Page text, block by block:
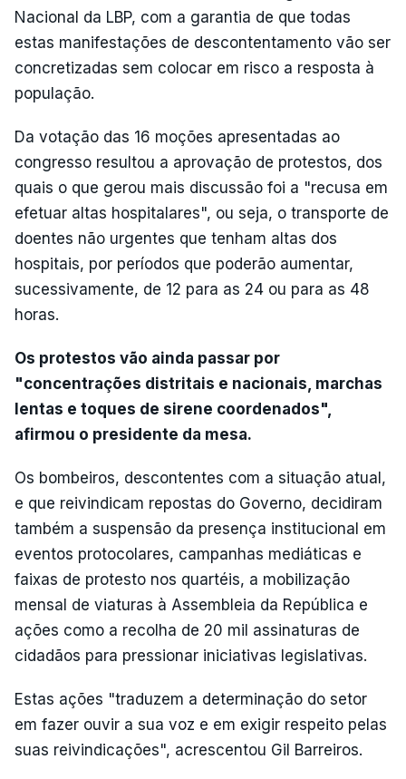
Nacional da LBP, com a garantia de que todas
estas manifestações de descontentamento vão ser
concretizadas sem colocar em risco a resposta à
população.
Da votação das 16 moções apresentadas ao
congresso resultou a aprovação de protestos, dos
quais o que gerou mais discussão foi a "recusa em
efetuar altas hospitalares", ou seja, o transporte de
doentes não urgentes que tenham altas dos
hospitais, por períodos que poderão aumentar,
sucessivamente, de 12 para as 24 ou para as 48
horas.
Os protestos vão ainda passar por
"concentrações distritais e nacionais, marchas
lentas e toques de sirene coordenados",
afirmou o presidente da mesa.
Os bombeiros, descontentes com a situação atual,
e que reivindicam repostas do Governo, decidiram
também a suspensão da presença institucional em
eventos protocolares, campanhas mediáticas e
faixas de protesto nos quartéis, a mobilização
mensal de viaturas à Assembleia da República e
ações como a recolha de 20 mil assinaturas de
cidadãos para pressionar iniciativas legislativas.
Estas ações "traduzem a determinação do setor
em fazer ouvir a sua voz e em exigir respeito pelas
suas reivindicações", acrescentou Gil Barreiros.